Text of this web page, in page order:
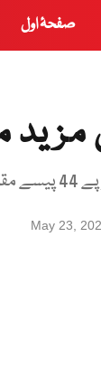
صفحۂ اول
May 23,